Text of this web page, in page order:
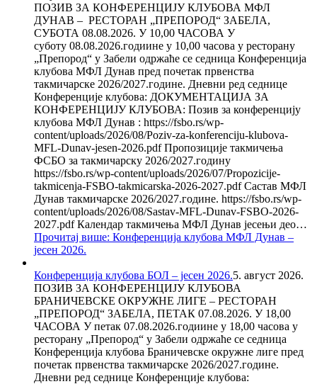
ПОЗИВ ЗА КОНФЕРЕНЦИЈУ КЛУБОВА МФЛ
ДУНАВ – РЕСТОРАН „ПРЕПОРОД“ ЗАБЕЛА,
СУБОТА 08.08.2026. У 10,00 ЧАСОВА У
суботу 08.08.2026.годиине у 10,00 часова у ресторану
„Препород“ у Забели одржаће се седница Конференција
клубова МФЛ Дунав пред почетак првенства
такмичарске 2026/2027.године. Дневни ред седнице
Конференције клубова: ДОКУМЕНТАЦИЈА ЗА
КОНФЕРЕНЦИЈУ КЛУБОВА: Позив за конференцију
клубова МФЛ Дунав : https://fsbo.rs/wp-
content/uploads/2026/08/Poziv-za-konferenciju-klubova-
MFL-Dunav-jesen-2026.pdf Пропозиције такмичења
ФСБО за такмичарску 2026/2027.годину
https://fsbo.rs/wp-content/uploads/2026/07/Propozicije-
takmicenja-FSBO-takmicarska-2026-2027.pdf Састав МФЛ
Дунав такмичарске 2026/2027.године. https://fsbo.rs/wp-
content/uploads/2026/08/Sastav-MFL-Dunav-FSBO-2026-
2027.pdf Календар такмичења МФЛ Дунав јесењи део…
Прочитај више: Конференција клубова МФЛ Дунав –
јесен 2026.
Конференција клубова БОЛ – јесен 2026.5. август 2026.
ПОЗИВ ЗА КОНФЕРЕНЦИЈУ КЛУБОВА
БРАНИЧЕВСКЕ ОКРУЖНЕ ЛИГЕ – РЕСТОРАН
„ПРЕПОРОД“ ЗАБЕЛА, ПЕТАК 07.08.2026. У 18,00
ЧАСОВА У петак 07.08.2026.годиине у 18,00 часова у
ресторану „Препород“ у Забели одржаће се седница
Конференција клубова Браничевске окружне лиге пред
почетак првенства такмичарске 2026/2027.године.
Дневни ред седнице Конференције клубова: